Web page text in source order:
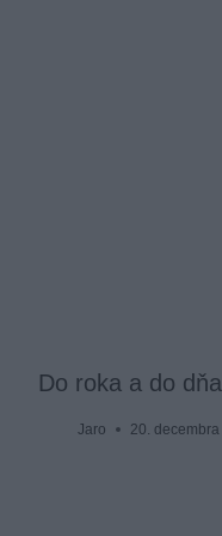
Do roka a do
Jaro 20.